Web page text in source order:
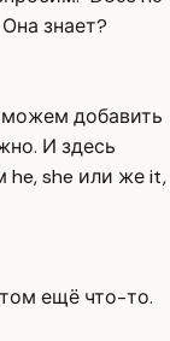
знает?
добавить
И здесь
he, she или же it,
ещё что-то.